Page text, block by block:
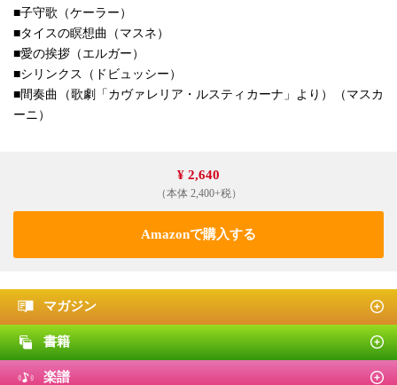
■子守歌（ケーラー）
■タイスの瞑想曲（マスネ）
■愛の挨拶（エルガー）
■シリンクス（ドビュッシー）
■間奏曲（歌劇「カヴァレリア・ルスティカーナ」より）（マスカ
ーニ）
¥ 2,640
（本体 2,400+税）
Amazonで購入する
マガジン
書籍
楽譜